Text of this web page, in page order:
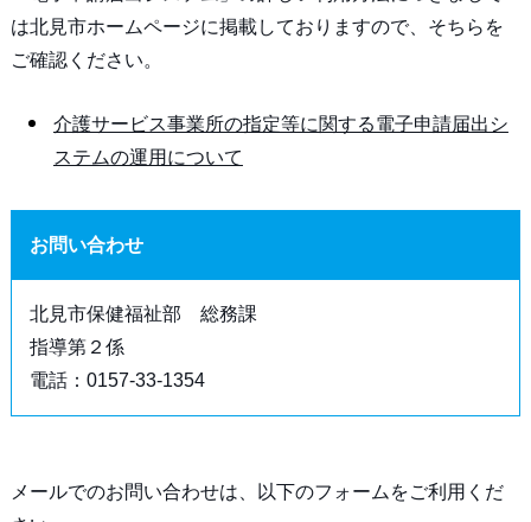
は北見市ホームページに掲載しておりますので、そちらを
ご確認ください。
介護サービス事業所の指定等に関する電子申請届出シ
ステムの運用について
お問い合わせ
北見市保健福祉部 総務課
指導第２係
電話：0157-33-1354
メールでのお問い合わせは、以下のフォームをご利用くだ